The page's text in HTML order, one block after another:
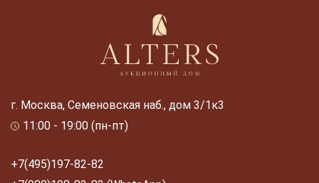
г. Москва, Семеновская наб., дом 3/1к3
11:00 - 19:00 (пн-пт)
+7(495)197-82-82